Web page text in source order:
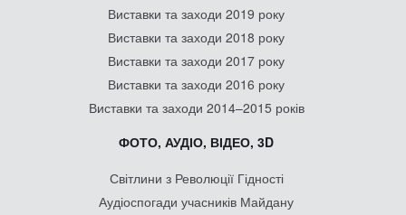
Виставки та заходи 2019 року
Виставки та заходи 2018 року
Виставки та заходи 2017 року
Виставки та заходи 2016 року
Виставки та заходи 2014–2015 років
ФОТО, АУДІО, ВІДЕО, 3D
Світлини з Революції Гідності
Аудіоспогади учасників Майдану